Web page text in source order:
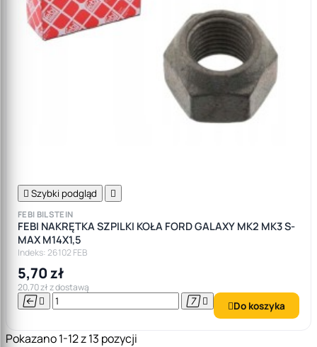
 Szybki podgląd 
FEBI BILSTEIN
FEBI NAKRĘTKA SZPILKI KOŁA FORD GALAXY MK2 MK3 S-
MAX M14X1,5
Indeks: 26102 FEB
5,70 zł
20,70 zł z dostawą
    Do koszyka
Pokazano 1-12 z 13 pozycji